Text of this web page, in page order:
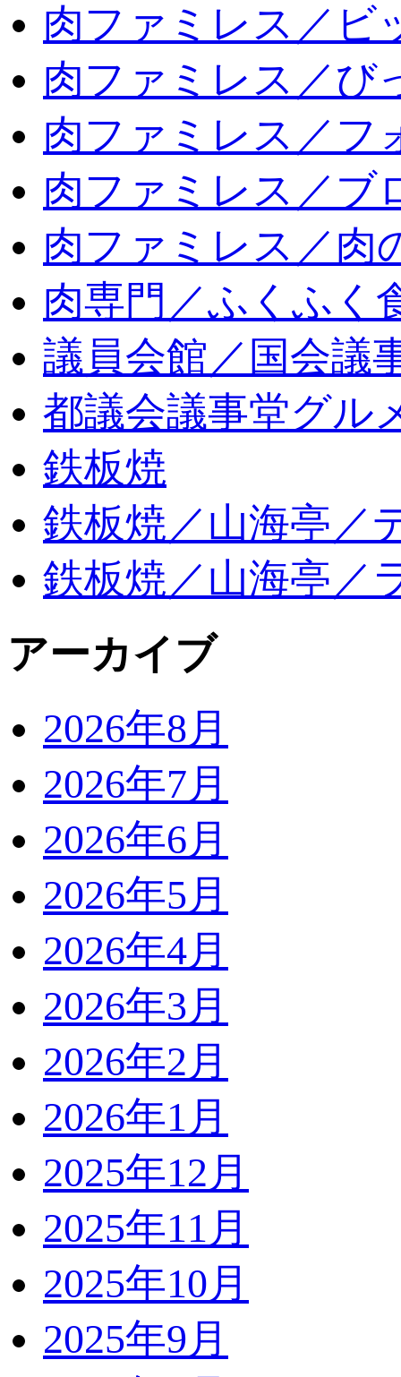
肉ファミレス／ビ
肉ファミレス／び
肉ファミレス／フ
肉ファミレス／ブ
肉ファミレス／肉
肉専門／ふくふく
議員会館／国会議
都議会議事堂グル
鉄板焼
鉄板焼／山海亭／
鉄板焼／山海亭／
アーカイブ
2026年8月
2026年7月
2026年6月
2026年5月
2026年4月
2026年3月
2026年2月
2026年1月
2025年12月
2025年11月
2025年10月
2025年9月